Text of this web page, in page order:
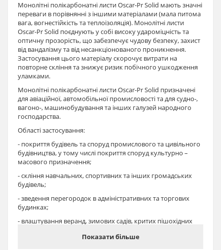
Монолітні полікарбонатні листи Oscar-Pr Solid мають значні
переваги в порівнянні з іншими матеріалами (мала питома
вага, вогнестійкість та теплоізоляція). Монолітні листи
Oscar-Pr Solid поєднують у собі високу удароміцність та
оптичну прозорість, що забезпечує чудову безпеку, захист
від вандалізму та від несанкціонованого проникнення.
Застосування цього матеріалу скорочує витрати на
повторне скління та знижує ризик побічного ушкодження
уламками.
Монолітні полікарбонатні листи Oscar-Pr Solid призначені
для авіаційної, автомобільної промисловості та для судно-,
вагоно-, машинобудування та інших галузей народного
господарства.
Області застосування:
- покриття будівель та споруд промислового та цивільного
будівництва, у тому числі покриття споруд культурно –
масового призначення;
- скління навчальних, спортивних та інших громадських
будівель;
- зведення перегородок в адміністративних та торгових
будинках;
- влаштування веранд, зимових садів, критих пішохідних
Показати більше